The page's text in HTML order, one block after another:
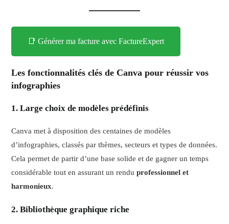
📑 Générer ma facture avec FactureExpert
Les fonctionnalités clés de Canva pour réussir vos
infographies
1. Large choix de modèles prédéfinis
Canva met à disposition des centaines de modèles
d’infographies, classés par thèmes, secteurs et types de données.
Cela permet de partir d’une base solide et de gagner un temps
considérable tout en assurant un renduprofessionnel et
harmonieux.
2. Bibliothèque graphique riche